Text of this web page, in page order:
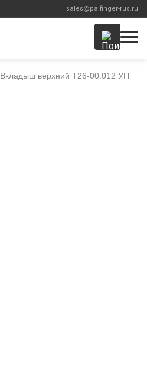
sales@palfinger-rus.ru
Вкладыш верхний Т26-00.012 УП